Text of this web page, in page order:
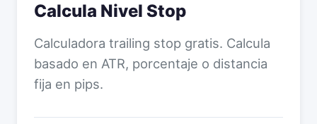
Calcula Nivel Stop
Calculadora trailing stop gratis. Calcula
basado en ATR, porcentaje o distancia
fija en pips.